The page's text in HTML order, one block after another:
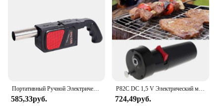
585,33руб.
P82C DC 1,5 V Электрический мотор-гриль детали для барбекю, вращающиеся моторы для гриля, походные инструменты для приготовления пищи
724,49руб.